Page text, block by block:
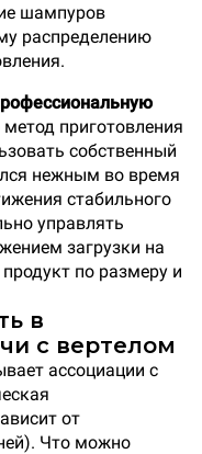
шампуров
распределению
приготовления
собственный
нежным во время
стабильного
управлять
загрузки на
по размеру и
в
с вертелом
ассоциации с
от
Что можно